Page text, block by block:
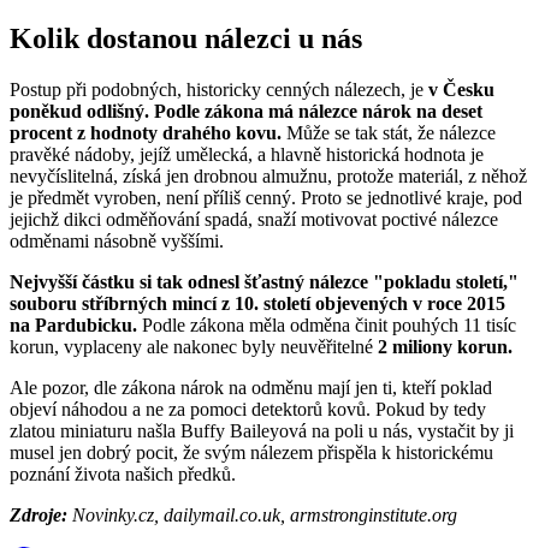
Kolik dostanou nálezci u nás
Postup při podobných, historicky cenných nálezech, je v Česku
poněkud odlišný. Podle zákona má nálezce nárok na deset
procent z hodnoty drahého kovu. Může se tak stát, že nálezce
pravěké nádoby, jejíž umělecká, a hlavně historická hodnota je
nevyčíslitelná, získá jen drobnou almužnu, protože materiál, z něhož
je předmět vyroben, není příliš cenný. Proto se jednotlivé kraje, pod
jejichž dikci odměňování spadá, snaží motivovat poctivé nálezce
odměnami násobně vyššími.
Nejvyšší částku si tak odnesl šťastný nálezce "pokladu století,"
souboru stříbrných mincí z 10. století objevených v roce 2015
na Pardubicku. Podle zákona měla odměna činit pouhých 11 tisíc
korun, vyplaceny ale nakonec byly neuvěřitelné 2 miliony korun.
Ale pozor, dle zákona nárok na odměnu mají jen ti, kteří poklad
objeví náhodou a ne za pomoci detektorů kovů. Pokud by tedy
zlatou miniaturu našla Buffy Baileyová na poli u nás, vystačit by ji
musel jen dobrý pocit, že svým nálezem přispěla k historickému
poznání života našich předků.
Zdroje: Novinky.cz, dailymail.co.uk, armstronginstitute.org